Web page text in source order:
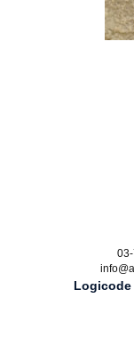
Logicode